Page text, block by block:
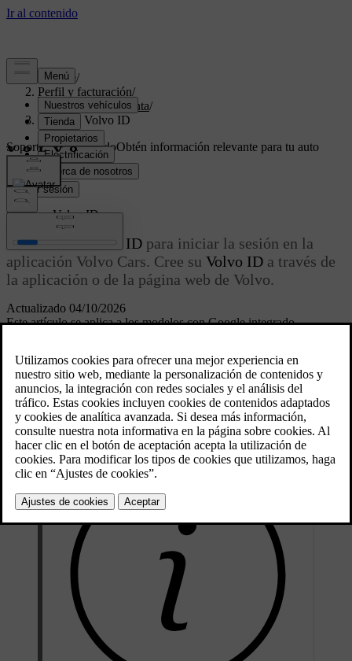
Soporte/
Perfil y facturación/
Detalles de la cuenta/
Crear un Volvo ID
Soporte personalizadoObtén información relevante para tu auto
específico.
Iniciar sesión
Actualizado 04/10/2026
Crear unVolvo ID
Necesita un Volvo ID para iniciar la sesión en la
aplicación Volvo Cars. Cree su Volvo ID a través de
la aplicación o de la página web de Volvo.
Este artículo se aplica a los modelos con Google integrado.
El nombre de usuario debe ser una dirección de correo electrónico
válida a la que usted debe tener acceso y no puede superar los 60
caracteres en total. SuVolvo IDtambién es personal, por lo que es
importante no compartirlo ni usar los datos de contacto de otra
persona como su nombre de usuario.